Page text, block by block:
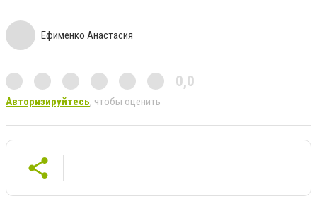
Ефименко Анастасия
0,0
Авторизируйтесь, чтобы оценить